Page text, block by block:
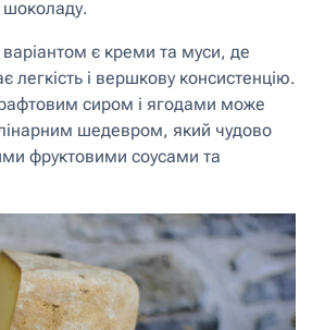
шоколаду.
є креми та муси, де
легкість і вершкову консистенцію.
сиром і ягодами може
шедевром, який чудово
фруктовими соусами та